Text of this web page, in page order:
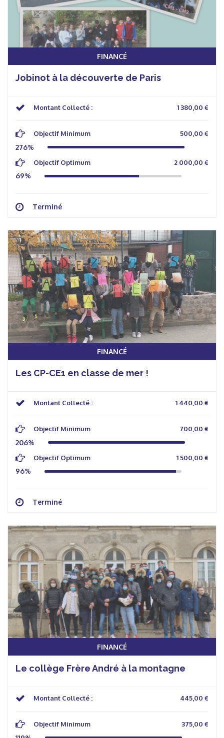
FINANCÉ
Jobinot à la découverte de Paris
Montant Collecté : 1 380,00 €
Objectif Minimum 500,00 €
276%
Objectif Optimum 2 000,00 €
69%
Terminé
FINANCÉ
Les CP-CE1 en classe de mer !
Montant Collecté : 1 440,00 €
Objectif Minimum 700,00 €
206%
Objectif Optimum 1 500,00 €
96%
Terminé
FINANCÉ
Le collège Frère André à la montagne
Montant Collecté : 445,00 €
Objectif Minimum 375,00 €